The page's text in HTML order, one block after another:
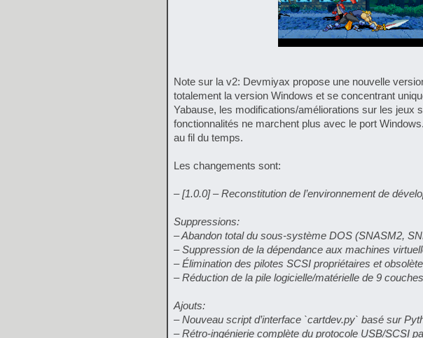
Note sur la v2: Devmiyax propose une nouvelle
totalement la version Windows et se concentrant
Yabause, les modifications/améliorations sur les jeux
fonctionnalités ne marchent plus avec le port
au fil du temps.
Les changements sont:
– [1.0.0] – Reconstitution de l’environnement de
Suppressions:
– Abandon total du sous-système DOS (SNASM2,
– Suppression de la dépendance aux machines
– Élimination des pilotes SCSI propriétaires et
– Réduction de la pile logicielle/matérielle de 9
Ajouts:
– Nouveau script d’interface `cartdev.py` basé sur
– Rétro-ingénierie complète du protocole USB/SCSI